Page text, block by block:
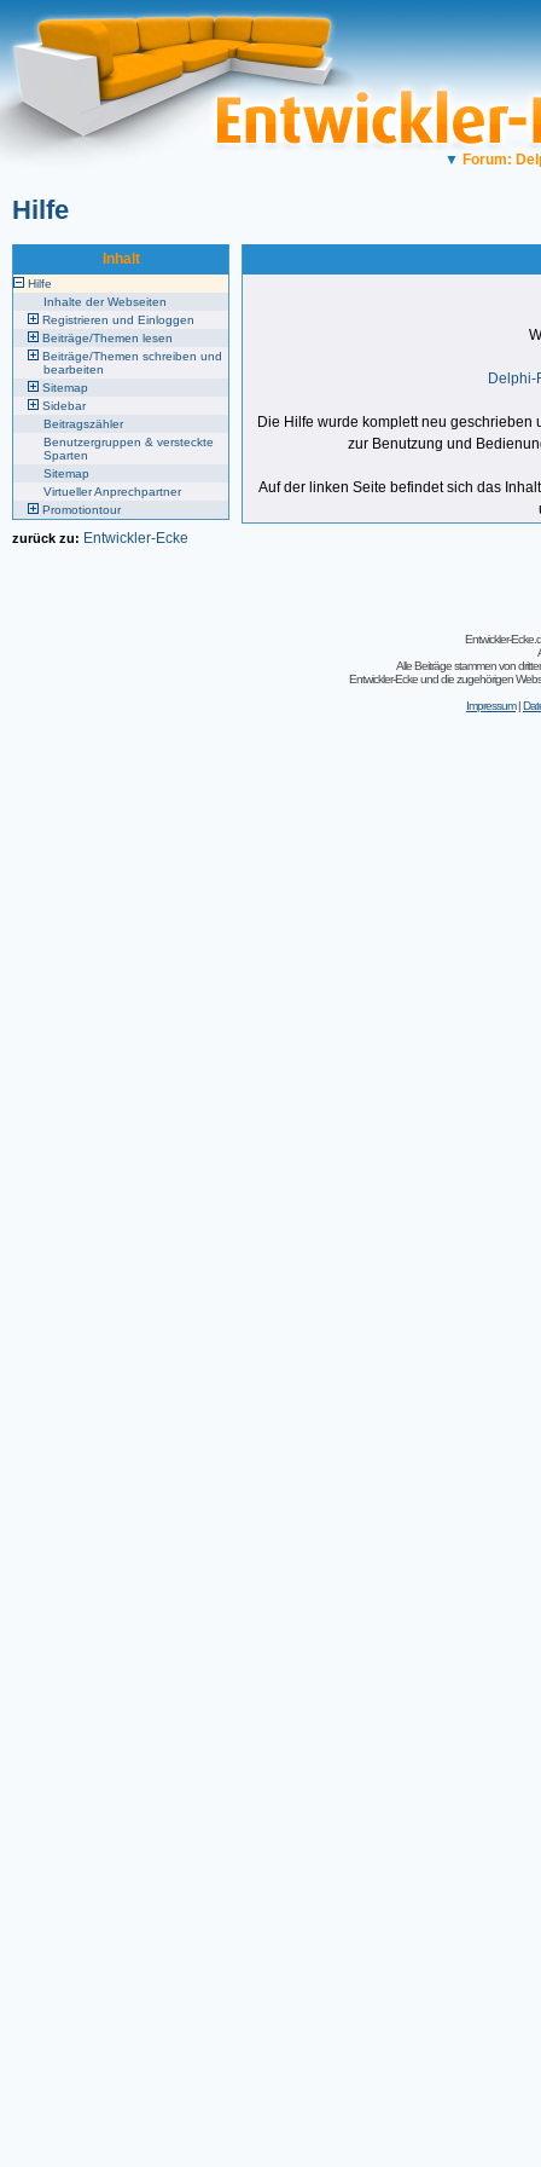
▼ Forum:
Hilfe
Inhalt
Hilfe
Inhalte der Webseiten
Registrieren und Einloggen
Beiträge/Themen lesen
Beiträge/Themen schreiben und
bearbeiten
Sitemap
Sidebar
Beitragszähler
Benutzergruppen & versteckte
Sparten
Sitemap
Virtueller Anprechpartner
Promotiontour
Delphi-
Die Hilfe wurde komplett neu
zur Benutzung und
Auf der linken Seite befindet sich das
zurück zu: Entwickler-Ecke
Entwickler-
Alle Beiträge stammen von
Entwickler-Ecke und die zugehörigen
Impressum|